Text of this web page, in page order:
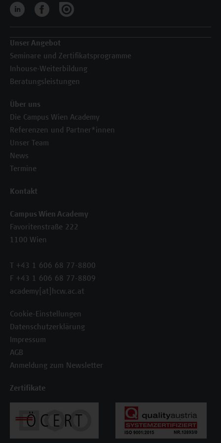
Unser Angebot
Seminare und Zertifikatsprogramme
Inhouse-Weiterbildung
Beratungsleistungen
Über uns
Die Campus Wien Academy
Referenzen und Partner*innen
Unser Team
News
Termine
Kontakt
Campus Wien Academy
Favoritenstraße 222
1100 Wien
T +43 1 606 68 77-8800
F +43 1 606 68 77-8809
academy[at]hcw.ac.at
Cookie-Einstellungen
Datenschutzerklärung
Impressum
AGB
Anmeldung zum Newsletter
Zertifikate